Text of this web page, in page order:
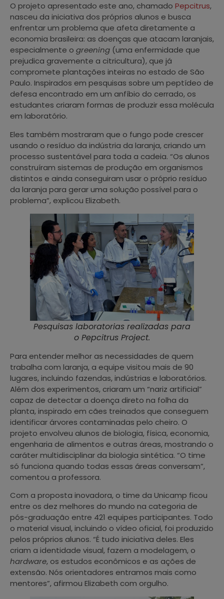
O projeto apresentado este ano, chamado Pepcitrus,
nasceu da iniciativa dos próprios alunos e busca
enfrentar um problema que afeta diretamente a
economia brasileira: as doenças que atacam laranjais,
especialmente o greening (uma enfermidade que
prejudica gravemente a citricultura), que já
compromete plantações inteiras no estado de São
Paulo. Inspirados em pesquisas sobre um peptídeo de
defesa encontrado em um anfíbio do cerrado, os
estudantes criaram formas de produzir essa molécula
em laboratório.
Eles também mostraram que o fungo pode crescer
usando o resíduo da indústria da laranja, criando um
processo sustentável para toda a cadeia. “Os alunos
construíram sistemas de produção em organismos
distintos e ainda conseguiram usar o próprio resíduo
da laranja para gerar uma solução possível para o
problema”, explicou Elizabeth.
Pesquisas laboratorias realizadas para
o Pepcitrus Project.
Para entender melhor as necessidades de quem
trabalha com laranja, a equipe visitou mais de 90
lugares, incluindo fazendas, indústrias e laboratórios.
Além dos experimentos, criaram um “nariz artificial”
capaz de detectar a doença direto na folha da
planta, inspirado em cães treinados que conseguem
identificar árvores contaminadas pelo cheiro. O
projeto envolveu alunos de biologia, física, economia,
engenharia de alimentos e outras áreas, mostrando o
caráter multidisciplinar da biologia sintética. “O time
só funciona quando todas essas áreas conversam”,
comentou a professora.
Com a proposta inovadora, o time da Unicamp ficou
entre os dez melhores do mundo na categoria de
pós-graduação entre 421 equipes participantes. Todo
o material visual, incluindo o vídeo oficial, foi produzido
pelos próprios alunos. “É tudo iniciativa deles. Eles
criam a identidade visual, fazem a modelagem, o
hardware, os estudos econômicos e as ações de
extensão. Nós orientadores entramos mais como
mentores”, afirmou Elizabeth com orgulho.